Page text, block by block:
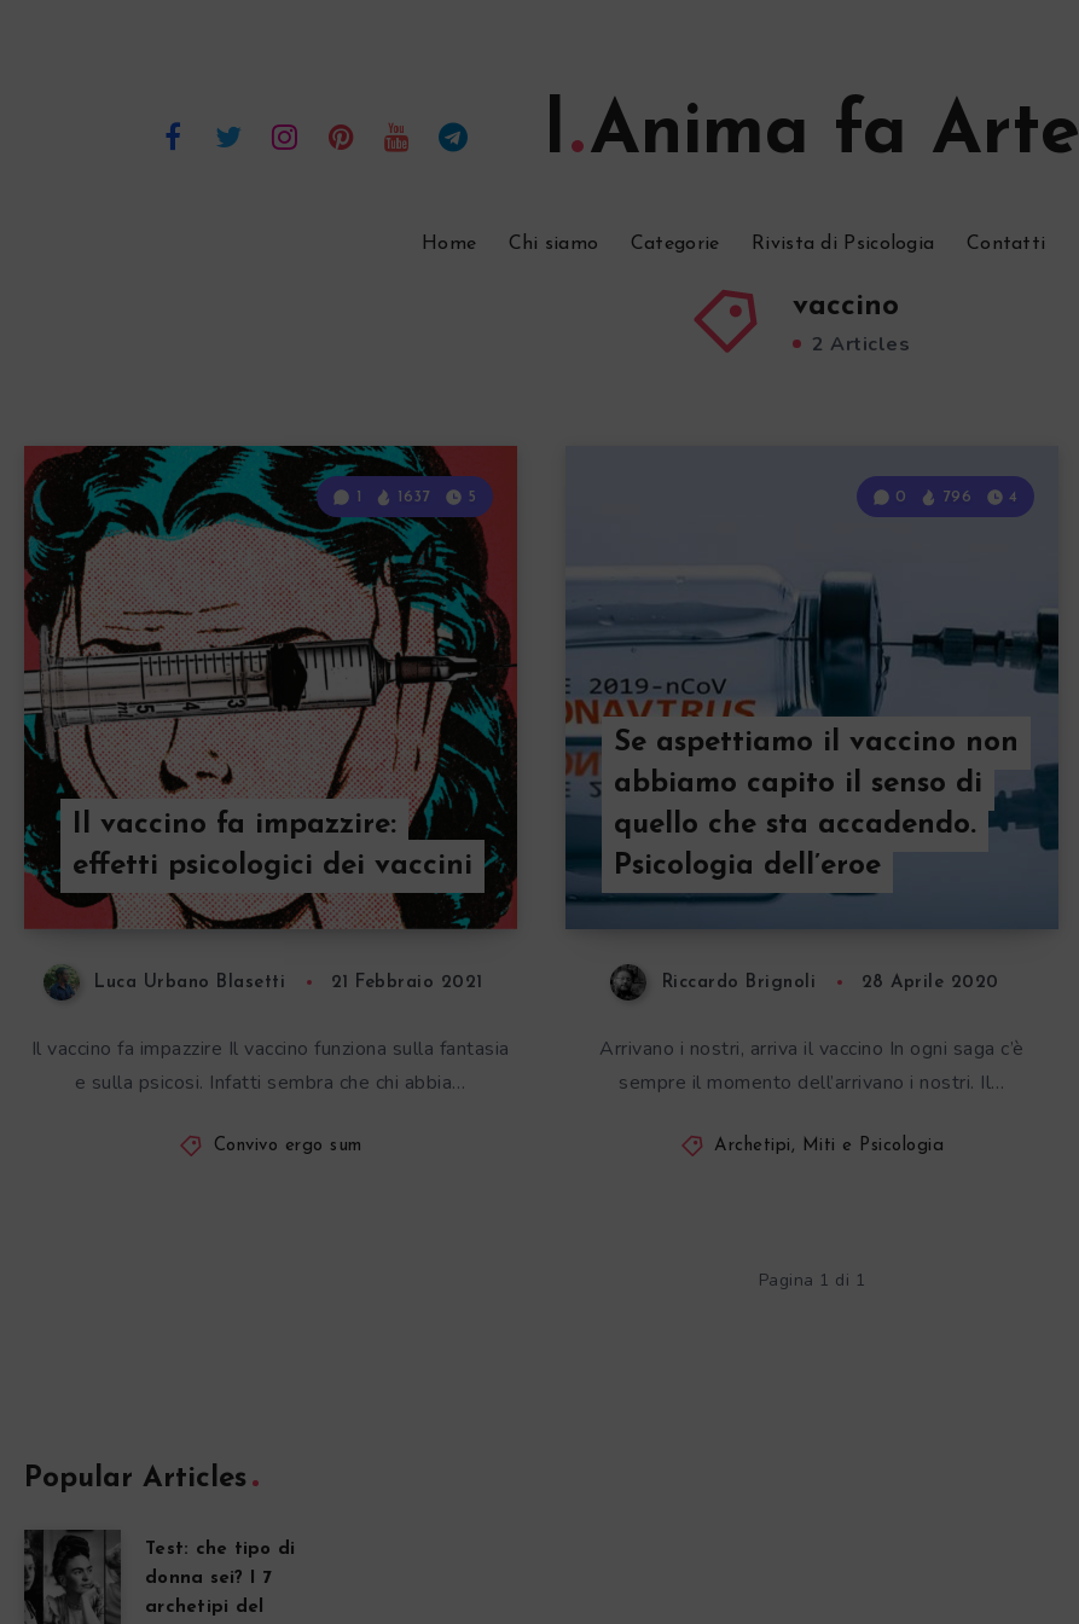
l Anima fa Arte
Home Chi siamo Categorie Rivista di Psicologia Contatti
vaccino
2 Articles
Il vaccino fa impazzire:
effetti psicologici dei vaccini
1 1637 5
Luca Urbano Blasetti 21 Febbraio 2021
Il vaccino fa impazzire Il vaccino funziona sulla fantasia
e sulla psicosi. Infatti sembra che chi abbia…
Convivo ergo sum
Se aspettiamo il vaccino non
abbiamo capito il senso di
quello che sta accadendo.
Psicologia dell’eroe
0 796 4
Riccardo Brignoli 28 Aprile 2020
Arrivano i nostri, arriva il vaccino In ogni saga c’è
sempre il momento dell’arrivano i nostri. Il…
Archetipi, Miti e Psicologia
Pagina 1 di 1
Popular Articles
Test: che tipo di
donna sei? I 7
archetipi del